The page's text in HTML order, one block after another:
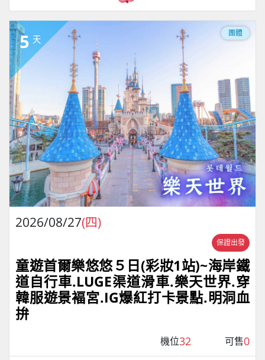
5 天
團體
2026/08/27(四)
保證出發
童遊首爾樂悠悠５日(彩妝1站)~海岸鐵
道自行車.LUGE渠道滑車.樂天世界.穿
韓服遊景褔宮.IG爆紅打卡景點.明洞血
拚
機位32 可售0